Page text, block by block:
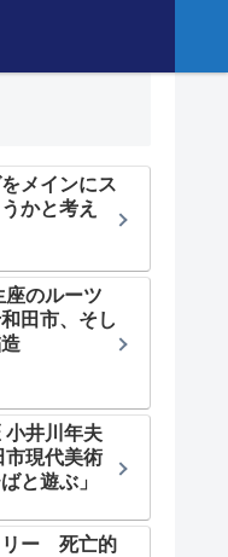
メインにス
かと考え
座のルーツ
田市、そし
小井川年夫
市現代美術
と遊ぶ」
リー 死亡的